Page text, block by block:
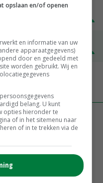
€ 345,00 € 20,00
voor grondwater in
en rand Veluwe
door tot maximaal 30
opslaan en/of openen
en informatie van uw
apparaatgegevens)
door en gedeeld met
worden gebruikt. Wij en
belang. U kunt
opties hieronder te
of in het sitemenu naar
of in te trekken via de